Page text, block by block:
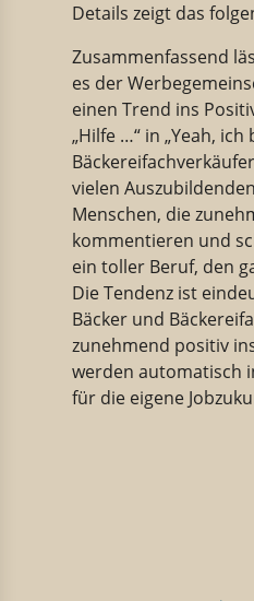
Details zeigt das
Zusammenfassend
es der
einen Trend ins
„Hilfe …“ in „Yeah, ich
vielen
Menschen, die
kommentieren und
ein toller Beruf, den
Die Tendenz ist
Bäcker und
zunehmend positiv
werden automatisch
für die eigene